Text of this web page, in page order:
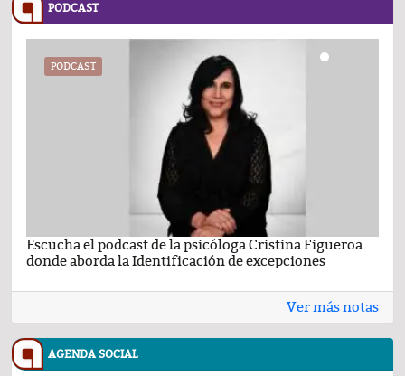
PODCAST
PODCAST
Escucha el podcast de la psicóloga Cristina Figueroa
donde aborda la Identificación de excepciones
Ver más notas
AGENDA SOCIAL